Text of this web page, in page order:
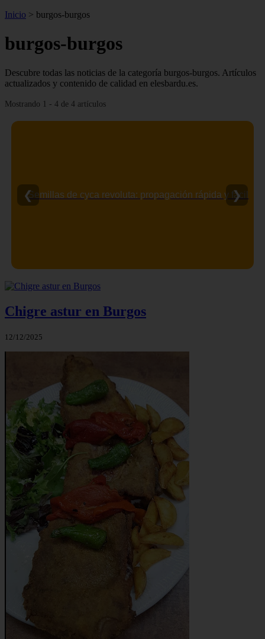
Inicio > burgos-burgos
burgos-burgos
Descubre todas las noticias de la categoría burgos-burgos. Artículos
actualizados y contenido de calidad en elesbardu.es.
Mostrando 1 - 4 de 4 artículos
Semillas de cyca revoluta: propagación rápida y fácil
❮ ❯
Chigre astur en Burgos
12/12/2025